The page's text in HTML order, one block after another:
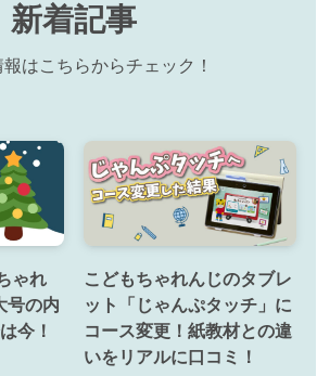
新着記事
はこちらからチェック！
ゃれ
号の内
今！
こどもちゃれんじのタブレ
ット「じゃんぷタッチ」に
コース変更！紙教材との違
いをリアルに口コミ！